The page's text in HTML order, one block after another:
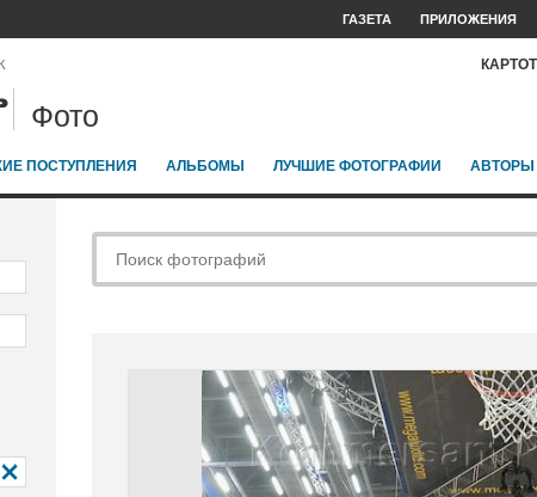
ГАЗЕТА ПРИЛОЖЕНИЯ
Фото
ПОСТУПЛЕНИЯ АЛЬБОМЫ ЛУЧШИЕ ФОТОГРАФИИ АВТОРЫ